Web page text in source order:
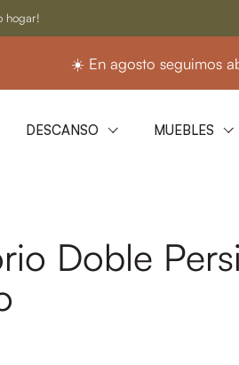
hogar!
☀️ En agosto seguimos
DESCANSO MUEBLES
Doble